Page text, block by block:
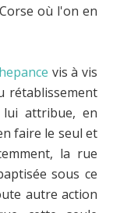
où l'on en
vis à vis
rétablissement
lui attribue, en
faire le seul et
la rue
sous ce
autre action